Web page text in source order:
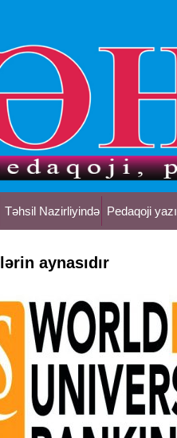
Təhsil Nazirliyində Pedaqoji
aynasıdır